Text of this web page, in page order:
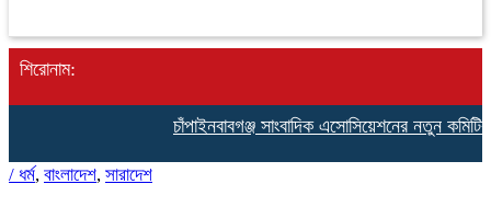
শিরোনাম:
চাঁপাইনবাবগঞ্জ সাংবাদিক এসোসিয়েশনের নতুন কমিটির
/ ধর্ম, বাংলাদেশ, সারাদেশ